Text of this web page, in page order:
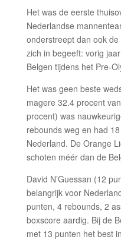
Het was de eerste
Nederlandse
onderstreept dan ook
zich in begeeft: vorig
Belgen tijdens het Pre-
Het was geen beste
magere 32.4 procent
procent) was
rebounds weg en had
Nederland. De Orange
schoten méér dan de
David N’Guessan (12
belangrijk voor
punten, 4 rebounds, 2
boxscore aardig. Bij de
met 13 punten het best